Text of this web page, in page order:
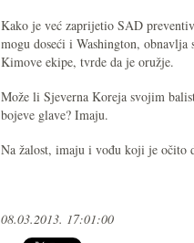
Kako je već zaprijetio SAD
mogu doseći i Washington,
Kimove ekipe, tvrde da je oružje.
Može li Sjeverna Koreja svojim
bojeve glave? Imaju.
Na žalost, imaju i vođu koji je očito
08.03.2013. 17:01:00